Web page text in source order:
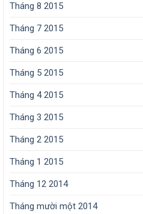
Tháng 8 2015
Tháng 7 2015
Tháng 6 2015
Tháng 5 2015
Tháng 4 2015
Tháng 3 2015
Tháng 2 2015
Tháng 1 2015
Tháng 12 2014
Tháng mười một 2014